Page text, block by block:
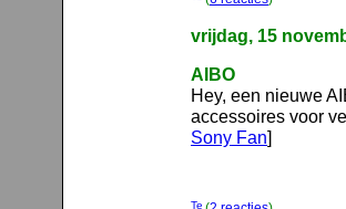
vrijdag, 15
AIBO
Hey, een nieuwe
accessoires voor
Sony Fan]